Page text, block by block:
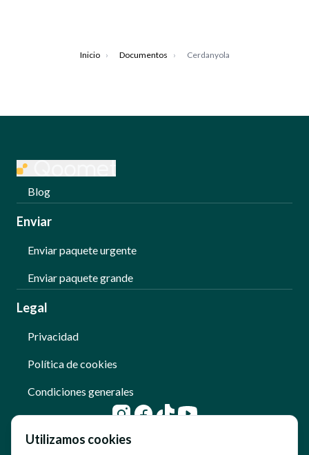
Inicio › Documentos › Cerdanyola
Blog
Enviar
Enviar paquete urgente
Enviar paquete grande
Legal
Privacidad
Política de cookies
Condiciones generales
Utilizamos cookies